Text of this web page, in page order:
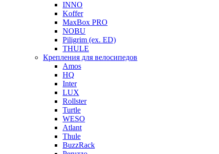
INNO
Koffer
MaxBox PRO
NOBU
Piligrim (ex. ED)
THULE
Крепления для велосипедов
Amos
HQ
Inter
LUX
Rollster
Turtle
WESO
Atlant
Thule
BuzzRack